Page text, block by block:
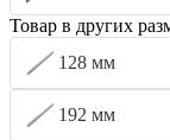
Товар в других
128 мм
192 мм